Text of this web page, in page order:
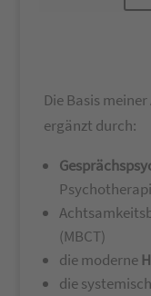
Die Basis
ergänzt durch:
(MBCT)
die moderne
die